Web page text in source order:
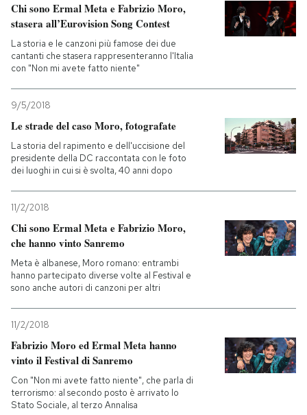
Chi sono Ermal Meta e Fabrizio Moro,
stasera all’Eurovision Song Contest
La storia e le canzoni più famose dei due
cantanti che stasera rappresenteranno l'Italia
con "Non mi avete fatto niente"
9/5/2018
Le strade del caso Moro, fotografate
La storia del rapimento e dell'uccisione del
presidente della DC raccontata con le foto
dei luoghi in cui si è svolta, 40 anni dopo
11/2/2018
Chi sono Ermal Meta e Fabrizio Moro,
che hanno vinto Sanremo
Meta è albanese, Moro romano: entrambi
hanno partecipato diverse volte al Festival e
sono anche autori di canzoni per altri
11/2/2018
Fabrizio Moro ed Ermal Meta hanno
vinto il Festival di Sanremo
Con "Non mi avete fatto niente", che parla di
terrorismo: al secondo posto è arrivato lo
Stato Sociale, al terzo Annalisa